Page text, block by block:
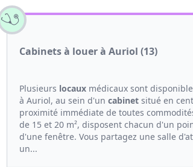
Cabinets à louer à Auriol (13)
Plusieurs locaux médicaux sont
à Auriol, au sein d'un cabinet situé en
proximité immédiate de toutes
de 15 et 20 m², disposent chacun d'un
d'une fenêtre. Vous partagez une salle
un...